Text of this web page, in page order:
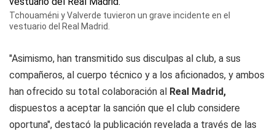
Tchouaméni y Valverde tuvieron un grave incidente en el
vestuario del Real Madrid.
"Asimismo, han transmitido sus disculpas al club, a sus
compañeros, al cuerpo técnico y a los aficionados, y ambos
han ofrecido su total colaboración al Real Madrid,
dispuestos a aceptar la sanción que el club considere
oportuna", destacó la publicación revelada a través de las